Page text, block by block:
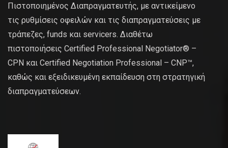
Πιστοποιημένος Διαπραγματευτής, με αντικείμενο
τις ρυθμίσεις οφειλών και τις διαπραγματεύσεις με
τράπεζες, funds και servicers. Διαθέτω
πιστοποιήσεις Certified Professional Negotiator® –
CPN και Certified Negotiation Professional – CNP™,
καθώς και εξειδικευμένη εκπαίδευση στη στρατηγική
διαπραγματεύσεων.